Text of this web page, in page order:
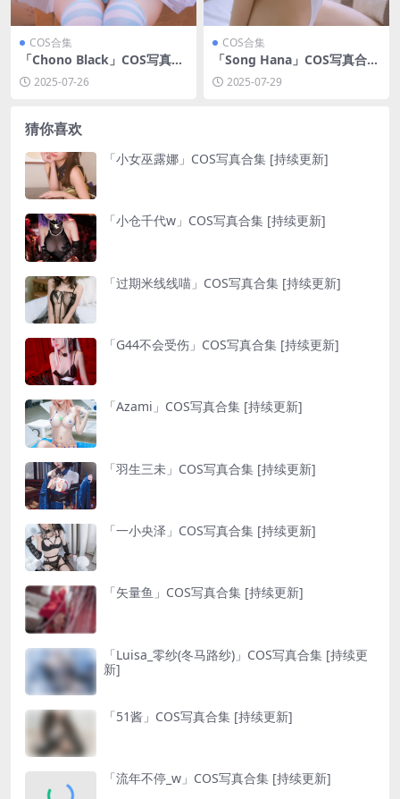
COS合集
「Chono Black」COS写真合
集 [持续更新]
2025-07-26
COS合集
「Song Hana」COS写真合集
[持续更新]
2025-07-29
猜你喜欢
「小女巫露娜」COS写真合集 [持续更新]
「小仓千代w」COS写真合集 [持续更新]
「过期米线线喵」COS写真合集 [持续更新]
「G44不会受伤」COS写真合集 [持续更新]
「Azami」COS写真合集 [持续更新]
「羽生三未」COS写真合集 [持续更新]
「一小央泽」COS写真合集 [持续更新]
「矢量鱼」COS写真合集 [持续更新]
「Luisa_零纱(冬马路纱)」COS写真合集 [持续更
新]
「51酱」COS写真合集 [持续更新]
「流年不停_w」COS写真合集 [持续更新]